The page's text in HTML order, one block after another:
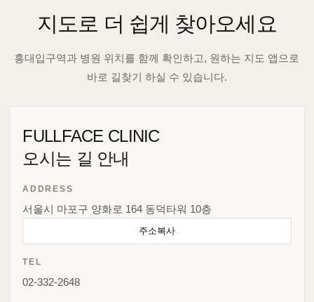
지도로 더 쉽게 찾아오세요
홍대입구역과 병원 위치를 함께 확인하고, 원하는 지도 앱으로
바로 길찾기 하실 수 있습니다.
FULLFACE CLINIC
오시는 길 안내
ADDRESS
서울시 마포구 양화로 164 동덕타워 10층
주소복사
TEL
02-332-2648